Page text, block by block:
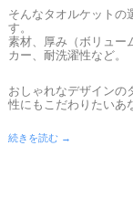
そんなタオルケットの
す。
素材、厚み（ボリュー
カー、耐洗濯性など。
おしゃれなデザインの
性にもこだわりたいあ
続きを読む →